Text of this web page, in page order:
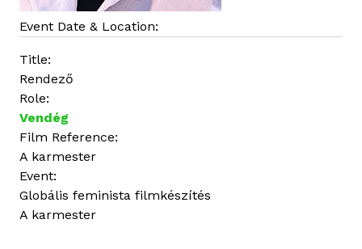
Event Date & Location:
Title:
Rendező
Role:
Vendég
Film Reference:
A karmester
Event:
Globális feminista filmkészítés
A karmester